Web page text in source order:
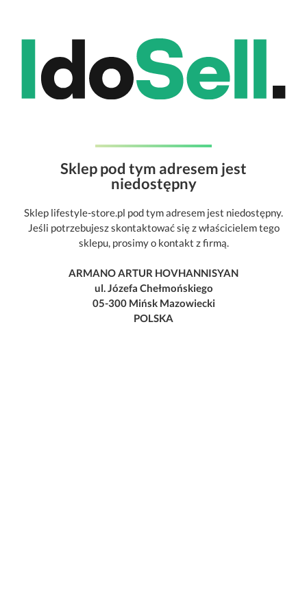
Sklep pod tym adresem jest
niedostępny
Sklep lifestyle-store.pl pod tym adresem jest niedostępny.
Jeśli potrzebujesz skontaktować się z właścicielem tego
sklepu, prosimy o kontakt z firmą.
ARMANO ARTUR HOVHANNISYAN
ul. Józefa Chełmońskiego
05-300 Mińsk Mazowiecki
POLSKA